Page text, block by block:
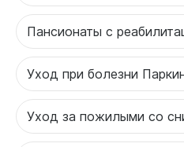
Пансионаты с
Уход при болезни
Уход за пожилыми со